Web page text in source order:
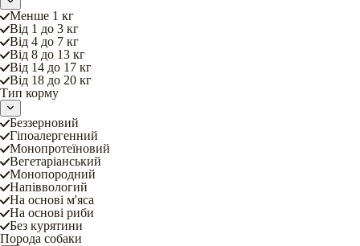
Менше 1 кг
Від 1 до 3 кг
Від 4 до 7 кг
Від 8 до 13 кг
Від 14 до 17 кг
Від 18 до 20 кг
Тип корму
Беззерновий
Гіпоалергенний
Монопротеїновий
Вегетаріанський
Монопородний
Напіввологий
На основі м'яса
На основі риби
Без курятини
Порода собаки